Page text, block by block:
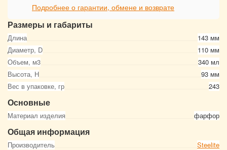
Размеры и габариты
Длина
143 мм
Диаметр, D
110 мм
Объем, м3
340 мл
Высота, Н
93 мм
Вес в упаковке, гр
243
Основные
Материал изделия фарфор
Общая информация
Производитель
Steelite
Подробнее о гарантии, обмене и возврате